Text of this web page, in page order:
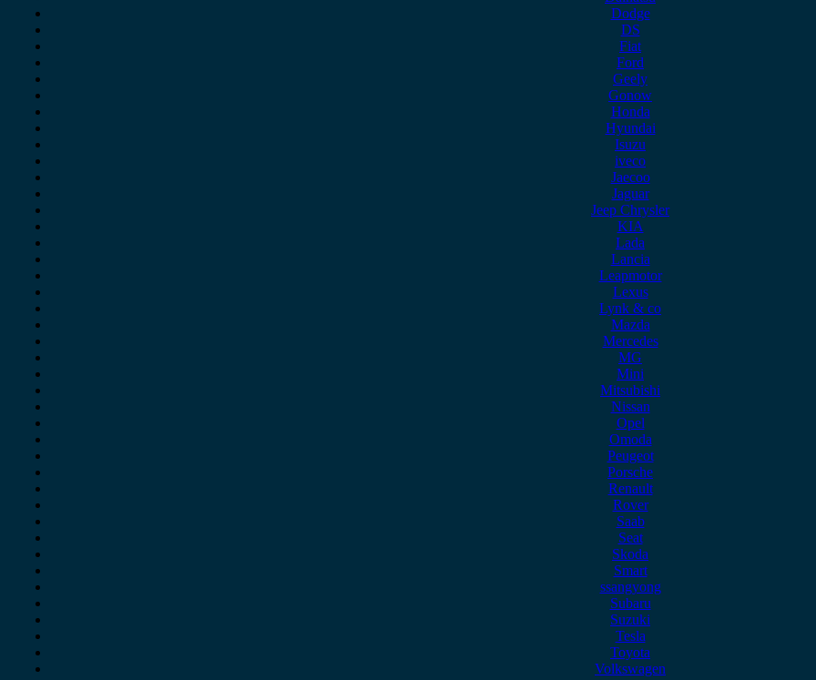
Dodge
DS
Fiat
Ford
Geely
Gonow
Honda
Hyundai
Isuzu
iveco
Jaecoo
Jaguar
Jeep Chrysler
KIA
Lada
Lancia
Leapmotor
Lexus
Lynk & co
Mazda
Mercedes
MG
Mini
Mitsubishi
Nissan
Opel
Omoda
Peugeot
Porsche
Renault
Rover
Saab
Seat
Skoda
Smart
ssangyong
Subaru
Suzuki
Tesla
Toyota
Volkswagen